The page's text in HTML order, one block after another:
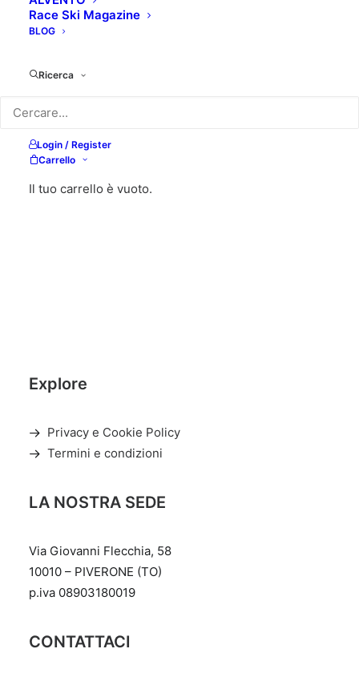
Race Ski Magazine
BLOG
Ricerca
Login / Register
Carrello
Il tuo carrello è vuoto.
Explore
Privacy e Cookie Policy
Termini e condizioni
LA NOSTRA SEDE
Via Giovanni Flecchia, 58
10010 – PIVERONE (TO)
p.iva 08903180019
CONTATTACI